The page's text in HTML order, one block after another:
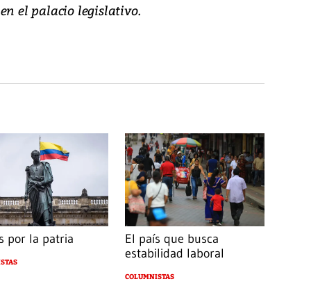
el palacio legislativo.
por la patria
El país que busca
estabilidad laboral
COLUMNISTAS